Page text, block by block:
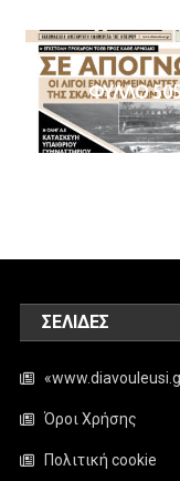
ΦΥΛΛΟ
ΣΕΛΊΔΕΣ
Όροι Χρήσης
Πολιτική cookie